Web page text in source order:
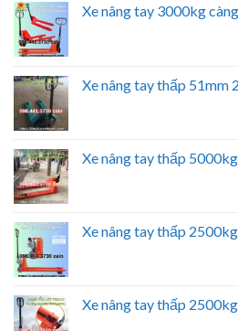
Xe nâng tay 3000kg
Xe nâng tay thấp 51mm
Xe nâng tay thấp
Xe nâng tay thấp
Xe nâng tay thấp